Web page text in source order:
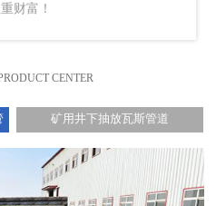
财富！
CENTER
矿用井下抽放瓦斯管道